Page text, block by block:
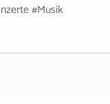
#Musik